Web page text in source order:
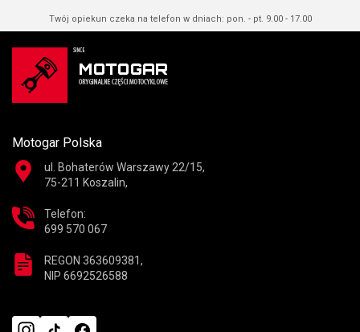
Twój opiekun czeka na telefon w dniach: pon. - pt. 9.00 - 17.00
Motogar Polska
ul. Bohaterów Warszawy 22/15,
75-211 Koszalin,
Telefon:
699 570 067
REGON 363609381,
NIP 6692526588